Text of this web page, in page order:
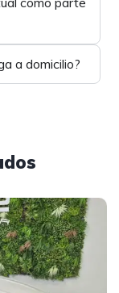
a domicilio?